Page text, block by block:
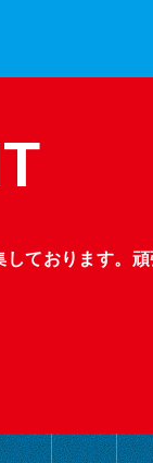
ております。頑